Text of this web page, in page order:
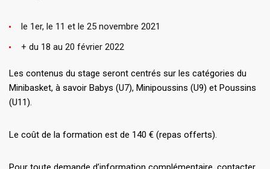
le 1er, le 11 et le 25 novembre 2021
+ du 18 au 20 février 2022
Les contenus du stage seront centrés sur les catégories du
Minibasket, à savoir Babys (U7), Minipoussins (U9) et Poussins
(U11).
Le coût de la formation est de 140 € (repas offerts).